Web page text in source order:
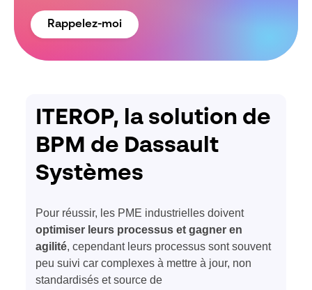
Rappelez-moi
ITEROP, la solution de
BPM de Dassault
Systèmes
Pour réussir, les PME industrielles doivent
optimiser leurs processus et gagner en
agilité, cependant leurs processus sont souvent
peu suivi car complexes à mettre à jour, non
standardisés et source de